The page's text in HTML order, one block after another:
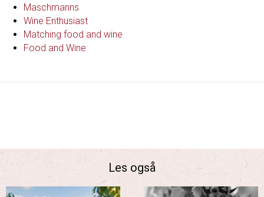
Maschmanns
Wine Enthusiast
Matching food and wine
Food and Wine
Les også